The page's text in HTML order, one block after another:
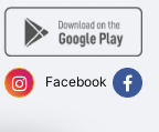
Facebook